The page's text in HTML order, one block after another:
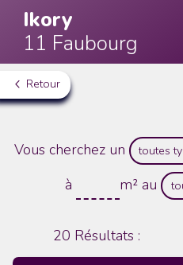
Ikory
11 Faubourg
Vous cherchez un
à
m² au
20 Résultats :
Retour